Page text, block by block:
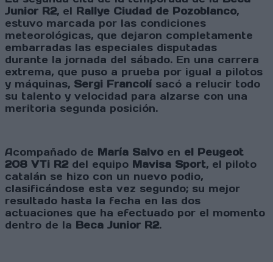
Junior R2, el Rallye Ciudad de Pozoblanco,
estuvo marcada por las condiciones
meteorológicas, que dejaron completamente
embarradas las especiales disputadas
durante la jornada del sábado. En una carrera
extrema, que puso a prueba por igual a pilotos
y máquinas, Sergi Francolí sacó a relucir todo
su talento y velocidad para alzarse con una
meritoria segunda posición.
Acompañado de María Salvo en el Peugeot
208 VTi R2 del equipo Mavisa Sport, el piloto
catalán se hizo con un nuevo podio,
clasificándose esta vez segundo; su mejor
resultado hasta la fecha en las dos
actuaciones que ha efectuado por el momento
dentro de la Beca Junior R2.